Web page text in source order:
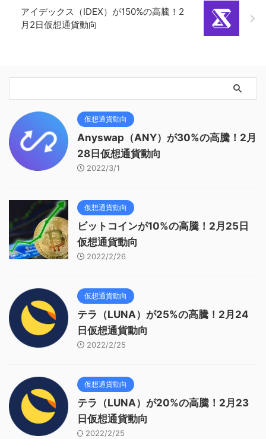
アイデックス（IDEX）が150%の高騰！2
月2日仮想通貨動向
仮想通貨動向
Anyswap（ANY）が30%の高騰！2月
28日仮想通貨動向
2022/3/1
仮想通貨動向
ビットコインが10%の高騰！2月25日
仮想通貨動向
2022/2/26
仮想通貨動向
テラ（LUNA）が25%の高騰！2月24
日仮想通貨動向
2022/2/25
仮想通貨動向
テラ（LUNA）が20%の高騰！2月23
日仮想通貨動向
2022/2/25